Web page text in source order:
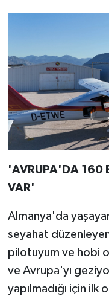
'AVRUPA'DA 160
VAR'
Almanya'da
seyahat
pilotuyum ve hobi
ve Avrupa'yı
yapılmadığı için ilk